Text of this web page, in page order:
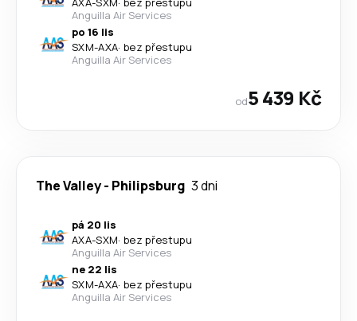
Anguilla Air Services
po 16 lis
SXM-AXA· bez přestupu
Anguilla Air Services
od5 439 Kč
The Valley- Philipsburg 3 dni
pá 20 lis
AXA-SXM· bez přestupu
Anguilla Air Services
ne 22 lis
SXM-AXA· bez přestupu
Anguilla Air Services